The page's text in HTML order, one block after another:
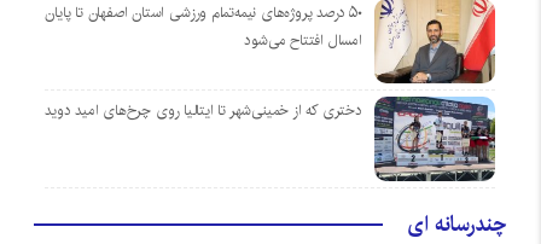
۵۰ درصد پروژه‌های نیمه‌تمام ورزشی استان اصفهان تا پایان
امسال افتتاح می‌شود
دختری که از خمینی‌شهر تا ایتالیا روی چرخ‌های امید دوید
چندرسانه ای